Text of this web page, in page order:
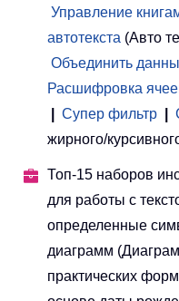
Управление
автотекста (Авто
Объединить
Расшифровка
Супер фильтр
жирного/
Топ-15 наборов
для работы с
определенные
диаграмм
практических